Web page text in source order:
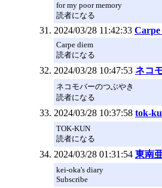
for my poor memory
読者になる
2024/03/28 11:42:33 Carpe
Carpe diem
読者になる
2024/03/28 10:47:53 ネコ
ネコモバーのつぶやき
読者になる
2024/03/28 10:37:58 tok-
TOK-KUN
読者になる
2024/03/28 01:31:54 東南
kei-oka's diary
Subscribe